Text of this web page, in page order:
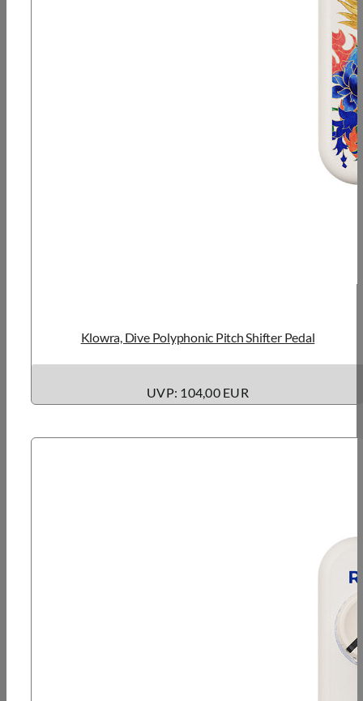
Klowra, Dive Polyphonic Pitch Shifter Pedal
UVP: 104,00 EUR